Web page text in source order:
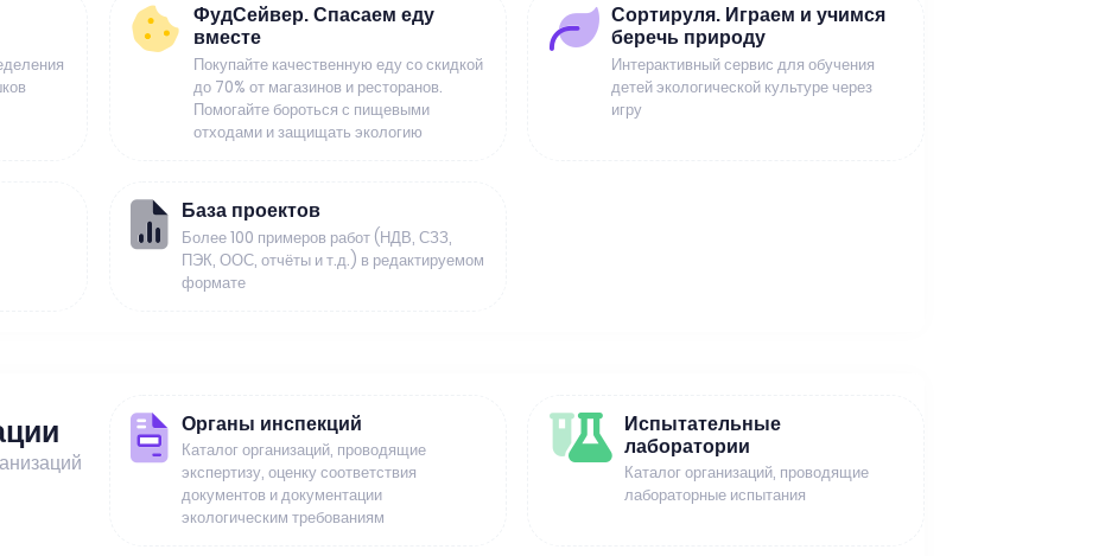
ФудСейвер. Спасаем еду
вместе
Покупайте качественную еду со скидкой
до 70% от магазинов и ресторанов.
Помогайте бороться с пищевыми
отходами и защищать экологию
Сортируля. Играем и учимся
беречь природу
Интерактивный сервис для обучения
детей экологической культуре через
игру
База проектов
Более 100 примеров работ (НДВ, СЗЗ,
ПЭК, ООС, отчёты и т.д.) в редактируемом
формате
Органы инспекций
Каталог организаций, проводящие
экспертизу, оценку соответствия
документов и документации
экологическим требованиям
Испытательные
лаборатории
Каталог организаций, проводящие
лабораторные испытания